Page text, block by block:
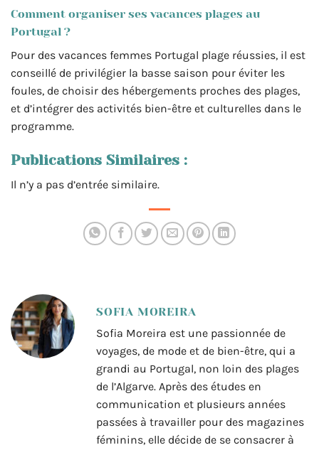
Comment organiser ses vacances plages au
Portugal ?
Pour des vacances femmes Portugal plage réussies, il est
conseillé de privilégier la basse saison pour éviter les
foules, de choisir des hébergements proches des plages,
et d’intégrer des activités bien-être et culturelles dans le
programme.
Publications Similaires :
Il n’y a pas d’entrée similaire.
SOFIA MOREIRA
Sofia Moreira est une passionnée de
voyages, de mode et de bien-être, qui a
grandi au Portugal, non loin des plages
de l’Algarve. Après des études en
communication et plusieurs années
passées à travailler pour des magazines
féminins, elle décide de se consacrer à